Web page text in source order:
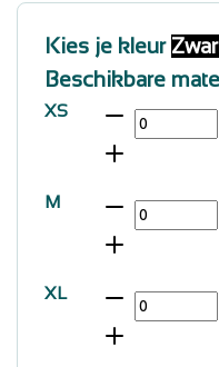
Kies je kleur
Beschikbare
XS
M
XL